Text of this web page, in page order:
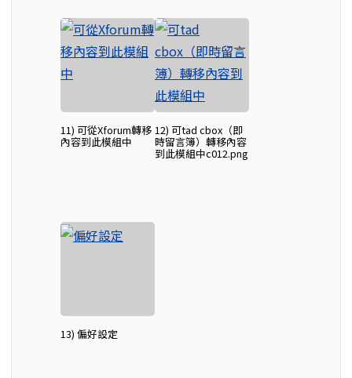
11) 可從Xforum轉移
內容到此模組中
12) 可tad cbox（即
時留言簿）轉移內容
到此模組中c012.png
13) 偏好設定